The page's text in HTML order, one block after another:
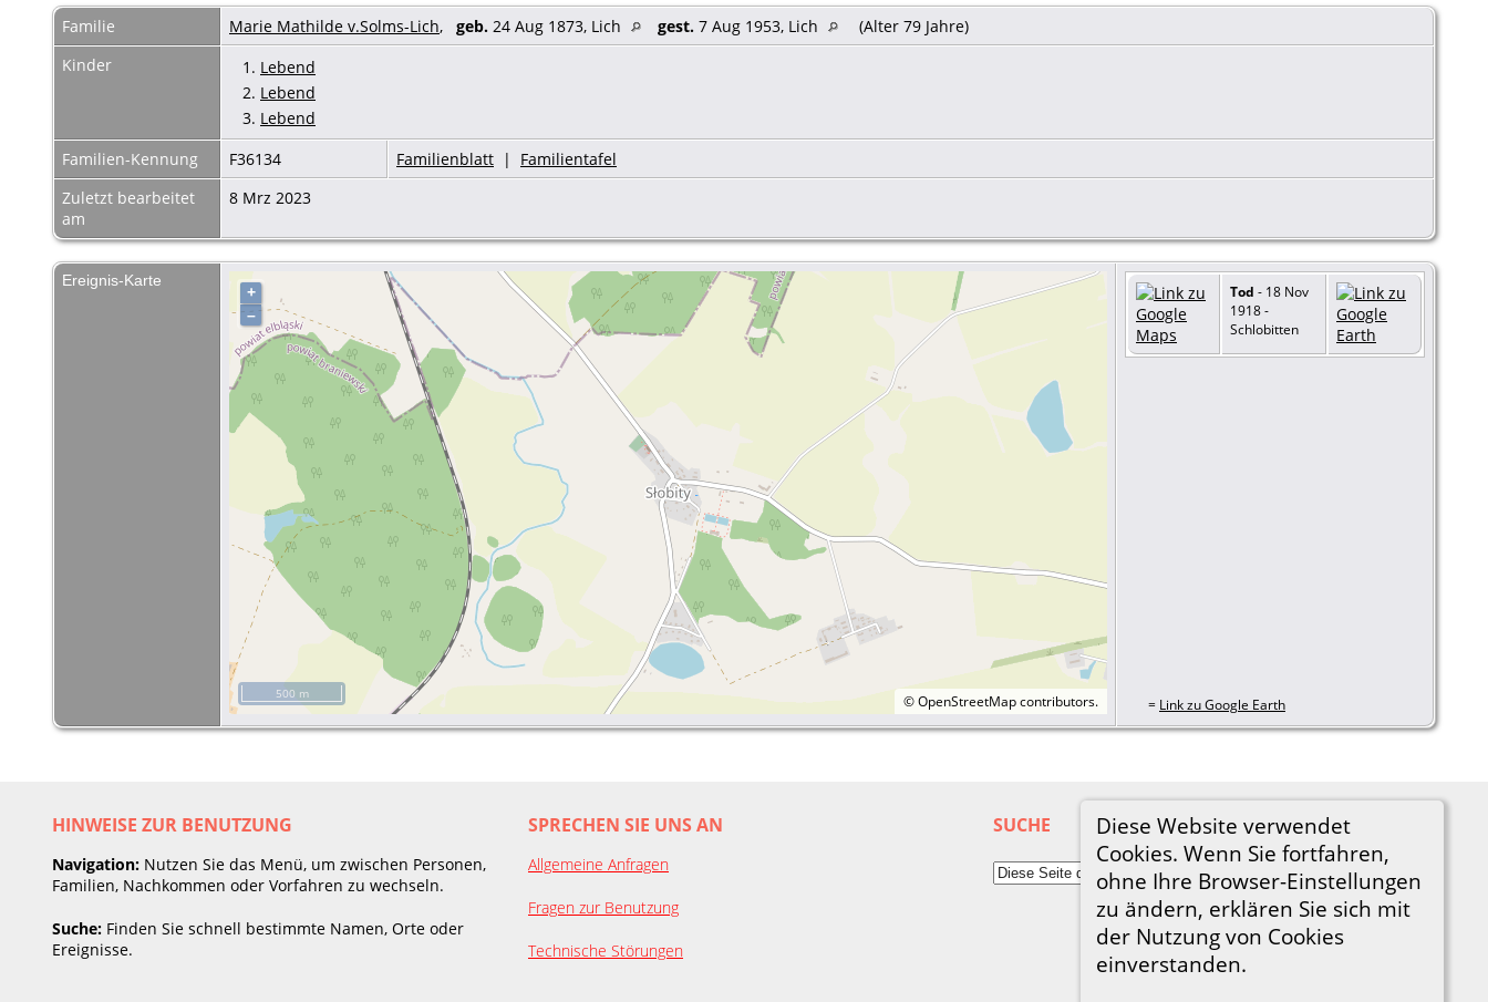
Diese Website verwendet
Cookies. Wenn Sie fortfahren,
ohne Ihre Browser-Einstellungen
zu ändern, erklären Sie sich mit
der Nutzung von Cookies
einverstanden.
Familie Marie Mathilde v.Solms-Lich, geb. 24 Aug 1873, Lich gest. 7 Aug 1953, Lich
(Alter 79 Jahre)
Kinder
1. Lebend
2. Lebend
3. Lebend
Familien-Kennung
F36134 Familienblatt | Familientafel
Zuletzt bearbeitet
am
8 Mrz 2023
Ereignis-Karte
+
–
©OpenStreetMapcontributors.
500 m
Tod - 18 Nov
1918 -
Schlobitten
= Link zu Google Earth
HINWEISE ZUR BENUTZUNG
Navigation: Nutzen Sie das Menü, um zwischen Personen,
Familien, Nachkommen oder Vorfahren zu wechseln.
Suche: Finden Sie schnell bestimmte Namen, Orte oder
Ereignisse.
SPRECHEN SIE UNS AN
Allgemeine Anfragen
Fragen zur Benutzung
Technische Störungen
SUCHE